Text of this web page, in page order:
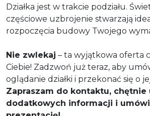
Działka jest w trakcie podziału.
częściowe uzbrojenie stwarzają
rozpoczęcia budowy Twojego
Nie zwlekaj – ta wyjątkowa oferta
Ciebie! Zadzwoń już teraz, aby
oglądanie działki i przekonać się o
Zapraszam do kontaktu, chętnie
dodatkowych informacji i